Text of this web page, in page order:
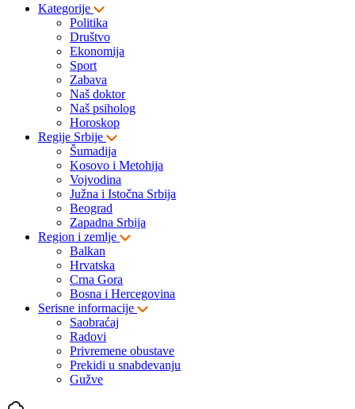
Kategorije
Politika
Društvo
Ekonomija
Sport
Zabava
Naš doktor
Naš psiholog
Horoskop
Regije Srbije
Šumadija
Kosovo i Metohija
Vojvodina
Južna i Istočna Srbija
Beograd
Zapadna Srbija
Region i zemlje
Balkan
Hrvatska
Crna Gora
Bosna i Hercegovina
Serisne informacije
Saobraćaj
Radovi
Privremene obustave
Prekidi u snabdevanju
Gužve